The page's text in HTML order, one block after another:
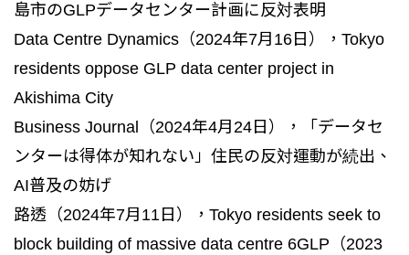
島市のGLPデータセンター計画に反対表明
Data Centre Dynamics（2024年7月16日），Tokyo
residents oppose GLP data center project in
Akishima City
Business Journal（2024年4月24日），「データセ
ンターは得体が知れない」住民の反対運動が続出、
AI普及の妨げ
路透（2024年7月11日），Tokyo residents seek to
block building of massive data centre 6GLP（2023